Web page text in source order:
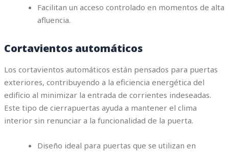
Facilitan un acceso controlado en momentos de alta
afluencia.
Cortavientos automáticos
Los cortavientos automáticos están pensados para puertas
exteriores, contribuyendo a la eficiencia energética del
edificio al minimizar la entrada de corrientes indeseadas.
Este tipo de cierrapuertas ayuda a mantener el clima
interior sin renunciar a la funcionalidad de la puerta.
Diseño ideal para puertas que se utilizan en